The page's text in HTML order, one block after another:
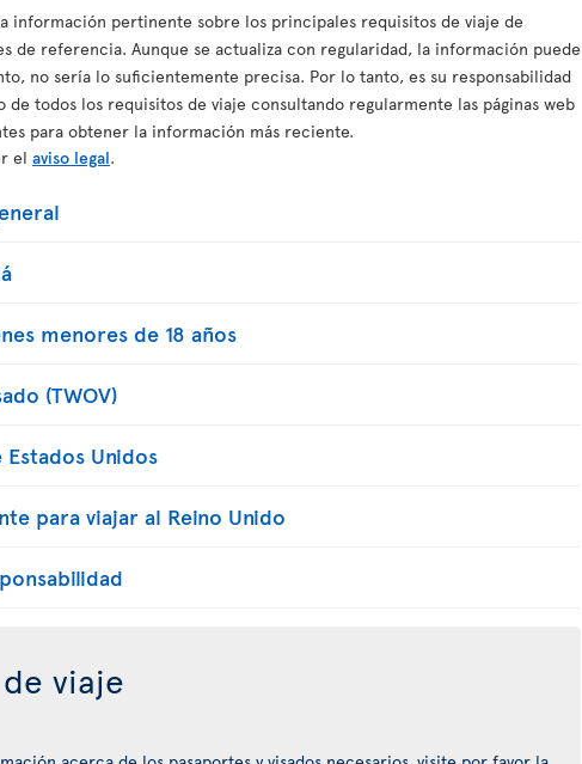
información pertinente sobre los principales requisitos de viaje de
de referencia. Aunque se actualiza con regularidad, la información puede
no sería lo suficientemente precisa. Por lo tanto, es su responsabilidad
todos los requisitos de viaje consultando regularmente las páginas web
para obtener la información más reciente.
el aviso legal.
menores de 18 años
(TWOV)
Unidos
para viajar al Reino Unido
viaje